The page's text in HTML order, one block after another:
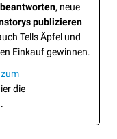
, neue
publizieren
Tells Äpfel und
Einkauf gewinnen.
zum
die
.